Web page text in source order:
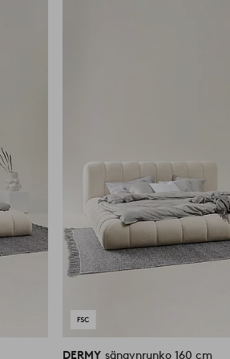
DERMY sängynrunko 160 cm